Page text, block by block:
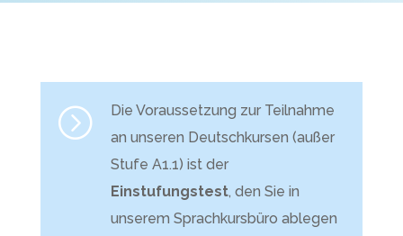
=
Die Voraussetzung zur Teilnahme
an unseren Deutschkursen (außer
Stufe A1.1) ist der
Einstufungstest, den Sie in
unserem Sprachkursbüro ablegen